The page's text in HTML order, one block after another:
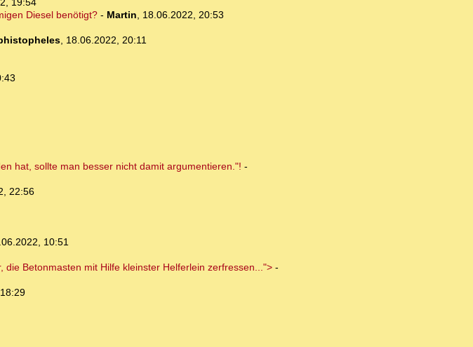
19:54
Diesel benötigt?- Martin, 18.06.2022, 20:53
, 18.06.2022, 20:11
hat, sollte man besser nicht damit argumentieren."! -
22:56
10:51
Betonmasten mit Hilfe kleinster Helferlein zerfressen...">-